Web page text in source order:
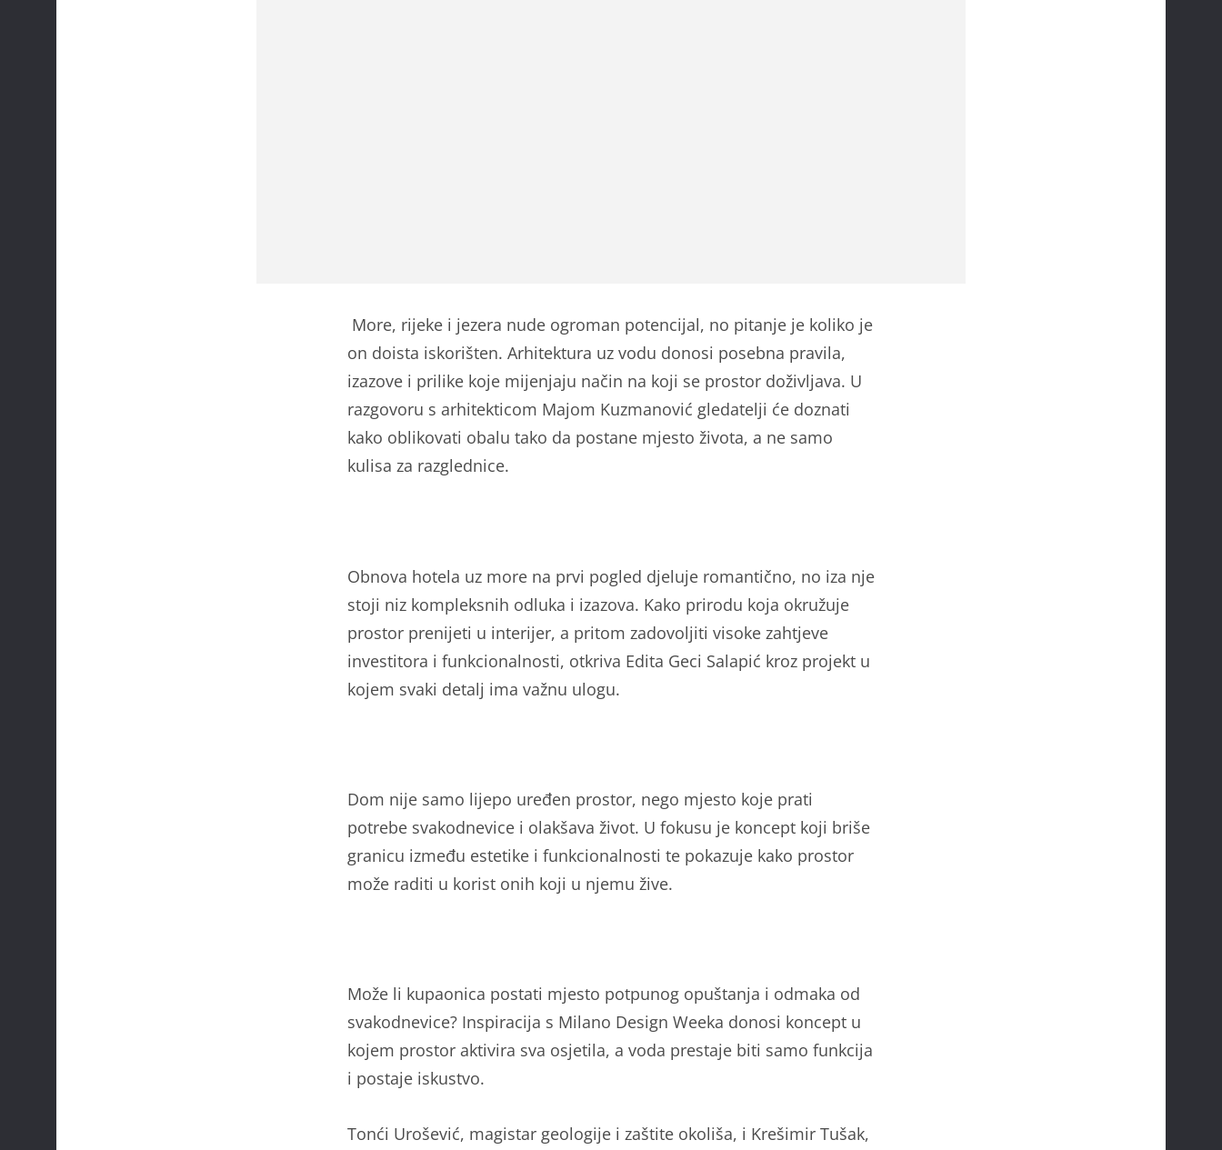
More, rijeke i jezera nude ogroman potencijal, no pitanje je koliko je
on doista iskorišten. Arhitektura uz vodu donosi posebna pravila,
izazove i prilike koje mijenjaju način na koji se prostor doživljava. U
razgovoru s arhitekticom Majom Kuzmanović gledatelji će doznati
kako oblikovati obalu tako da postane mjesto života, a ne samo
kulisa za razglednice.
Obnova hotela uz more na prvi pogled djeluje romantično, no iza nje
stoji niz kompleksnih odluka i izazova. Kako prirodu koja okružuje
prostor prenijeti u interijer, a pritom zadovoljiti visoke zahtjeve
investitora i funkcionalnosti, otkriva Edita Geci Salapić kroz projekt u
kojem svaki detalj ima važnu ulogu.
Dom nije samo lijepo uređen prostor, nego mjesto koje prati
potrebe svakodnevice i olakšava život. U fokusu je koncept koji briše
granicu između estetike i funkcionalnosti te pokazuje kako prostor
može raditi u korist onih koji u njemu žive.
Može li kupaonica postati mjesto potpunog opuštanja i odmaka od
svakodnevice? Inspiracija s Milano Design Weeka donosi koncept u
kojem prostor aktivira sva osjetila, a voda prestaje biti samo funkcija
i postaje iskustvo.
Tonći Urošević, magistar geologije i zaštite okoliša, i Krešimir Tušak,